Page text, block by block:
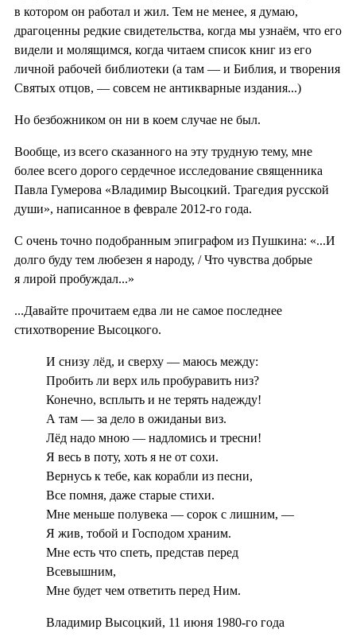
в котором он работал и жил. Тем не менее, я думаю,
драгоценны редкие свидетельства, когда мы узнаём, что его
видели и молящимся, когда читаем список книг из его
личной рабочей библиотеки (а там — и Библия, и творения
Святых отцов, — совсем не антикварные издания...)
Но безбожником он ни в коем случае не был.
Вообще, из всего сказанного на эту трудную тему, мне
более всего дорого сердечное исследование священника
Павла Гумерова «Владимир Высоцкий. Трагедия русской
души», написанное в феврале 2012-го года.
С очень точно подобранным эпиграфом из Пушкина: «...И
долго буду тем любезен я народу, / Что чувства добрые
я лирой пробуждал...»
...Давайте прочитаем едва ли не самое последнее
стихотворение Высоцкого.
И снизу лёд, и сверху — маюсь между:
Пробить ли верх иль пробуравить низ?
Конечно, всплыть и не терять надежду!
А там — за дело в ожиданьи виз.
Лёд надо мною — надломись и тресни!
Я весь в поту, хоть я не от сохи.
Вернусь к тебе, как корабли из песни,
Все помня, даже старые стихи.
Мне меньше полувека — сорок с лишним, —
Я жив, тобой и Господом храним.
Мне есть что спеть, представ перед
Всевышним,
Мне будет чем ответить перед Ним.
Владимир Высоцкий, 11 июня 1980-го года